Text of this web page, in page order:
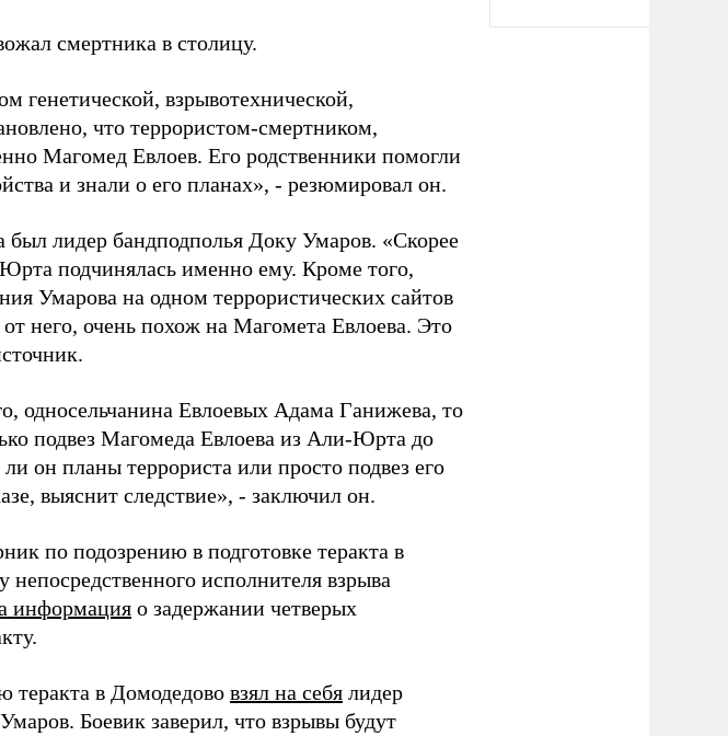
смертника в столицу.
генетической, взрывотехнической,
что террористом-смертником,
Магомед Евлоев. Его родственники помогли
и знали о его планах», - резюмировал он.
был лидер бандподполья Доку Умаров. «Скорее
подчинялась именно ему. Кроме того,
Умарова на одном террористических сайтов
него, очень похож на Магомета Евлоева. Это
односельчанина Евлоевых Адама Ганижева, то
подвез Магомеда Евлоева из Али-Юрта до
он планы террориста или просто подвез его
выяснит следствие», - заключил он.
по подозрению в подготовке теракта в
непосредственного исполнителя взрыва
информация о задержании четверых
теракта в Домодедово взял на себя лидер
Боевик заверил, что взрывы будут